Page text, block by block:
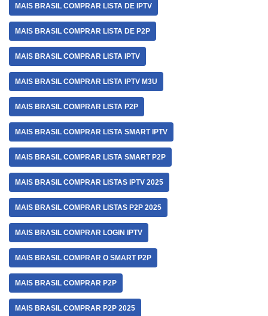
MAIS BRASIL COMPRAR LISTA DE IPTV
MAIS BRASIL COMPRAR LISTA DE P2P
MAIS BRASIL COMPRAR LISTA IPTV
MAIS BRASIL COMPRAR LISTA IPTV M3U
MAIS BRASIL COMPRAR LISTA P2P
MAIS BRASIL COMPRAR LISTA SMART IPTV
MAIS BRASIL COMPRAR LISTA SMART P2P
MAIS BRASIL COMPRAR LISTAS IPTV 2025
MAIS BRASIL COMPRAR LISTAS P2P 2025
MAIS BRASIL COMPRAR LOGIN IPTV
MAIS BRASIL COMPRAR O SMART P2P
MAIS BRASIL COMPRAR P2P
MAIS BRASIL COMPRAR P2P 2025